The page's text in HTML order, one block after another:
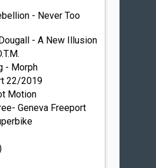
- Never Too
- A New Illusion
- Morph
22/2019
Motion
Geneva Freeport